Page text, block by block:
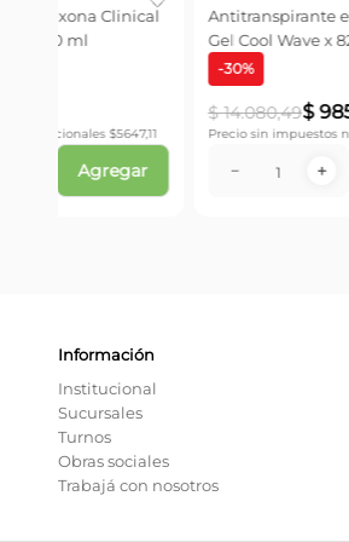
Men Antitranspirante Blue Ice
Roll on x 60 ml
,03
Precio sin impuestos nacionales $1452,09
－ Agregar
Información
Institucional
Sucursales
Turnos
Obras sociales
Trabajá con nosotros